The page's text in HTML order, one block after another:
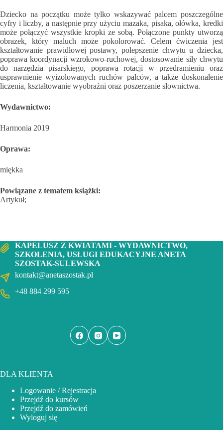
Dziecko na początku może tylko wskazywać palcem poszczególne
cyfry i liczby, a następnie przy użyciu mazaka, pisaka, ołówka, kredki
może połączyć wszystkie kropki ze sobą. Połączone punkty utworzą
obrazek, który maluch może pokolorować. Celem ćwiczenia jest
kształtowanie prawidłowej postawy, polepszenie chwytu u dziecka,
poprawa koordynacji wzrokowo-ruchowej, dostosowanie siły chwytu
do narzędzia pisarskiego, poprawa rotacji w przedramieniu oraz
usprawnienie wyizolowanych ruchów palców, a także doskonalenie
liczenia, kształtowanie wyobraźni oraz poszerzanie słownictwa.
Wydawnictwo:
Harmonia 2019
Oprawa:
miękka
Powiązane z tematem książki:
Artykuł;
KAPELUSZ Z KWIATAMI - WYDAWNICTWO,
SZKOLENIA, USŁUGI EDUKACYJNE ANETA
SZOSTAK-SULEWSKA
kontakt@anetaszostak.pl
+48 884 299 595
DLA KLIENTA
Logowanie / Rejestracja
Przejdź do kursów
Przejdź do zamówień
Wyloguj się